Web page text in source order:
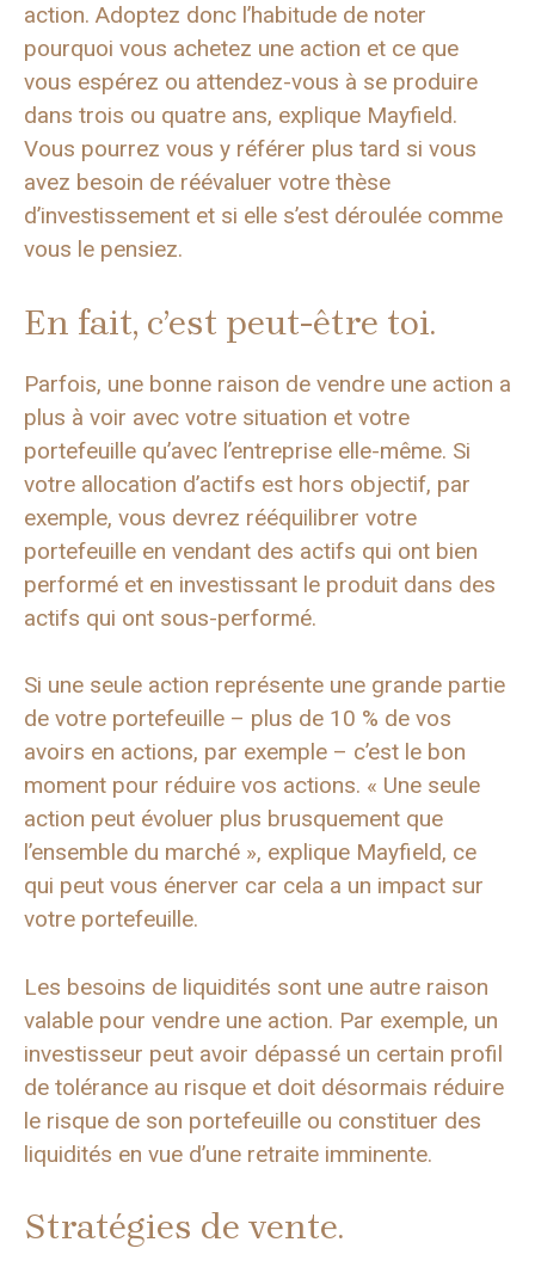
action. Adoptez donc l’habitude de noter
pourquoi vous achetez une action et ce que
vous espérez ou attendez-vous à se produire
dans trois ou quatre ans, explique Mayfield.
Vous pourrez vous y référer plus tard si vous
avez besoin de réévaluer votre thèse
d’investissement et si elle s’est déroulée comme
vous le pensiez.
En fait, c’est peut-être toi.
Parfois, une bonne raison de vendre une action a
plus à voir avec votre situation et votre
portefeuille qu’avec l’entreprise elle-même. Si
votre allocation d’actifs est hors objectif, par
exemple, vous devrez rééquilibrer votre
portefeuille en vendant des actifs qui ont bien
performé et en investissant le produit dans des
actifs qui ont sous-performé.
Si une seule action représente une grande partie
de votre portefeuille – plus de 10 % de vos
avoirs en actions, par exemple – c’est le bon
moment pour réduire vos actions. « Une seule
action peut évoluer plus brusquement que
l’ensemble du marché », explique Mayfield, ce
qui peut vous énerver car cela a un impact sur
votre portefeuille.
Les besoins de liquidités sont une autre raison
valable pour vendre une action. Par exemple, un
investisseur peut avoir dépassé un certain profil
de tolérance au risque et doit désormais réduire
le risque de son portefeuille ou constituer des
liquidités en vue d’une retraite imminente.
Stratégies de vente.